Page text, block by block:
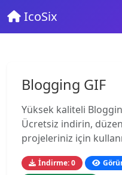
IcoSix
Blogging GIF
Yüksek kaliteli
Ücretsiz indirin,
projeleriniz için
İndirme: 0